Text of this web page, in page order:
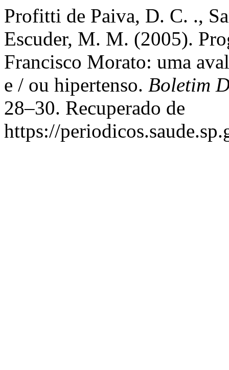
Profitti de Paiva, D. C. .,
Escuder, M. M. (2005).
Francisco Morato: uma
e / ou hipertenso. Boletim
28–30. Recuperado de
https://